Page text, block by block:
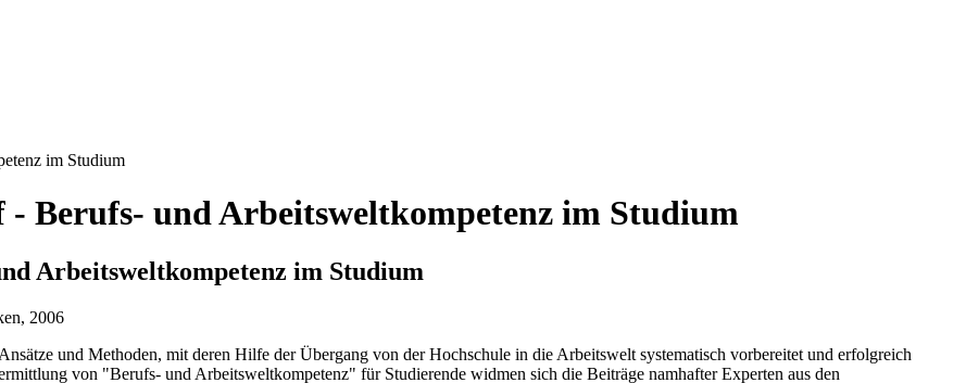
im Studium
- Berufs- und Arbeitsweltkompetenz im Studium
Arbeitsweltkompetenz im Studium
2006
und Methoden, mit deren Hilfe der Übergang von der Hochschule in die Arbeitswelt systematisch vorbereitet und erfolgreich
von "Berufs- und Arbeitsweltkompetenz" für Studierende widmen sich die Beiträge namhafter Experten aus den